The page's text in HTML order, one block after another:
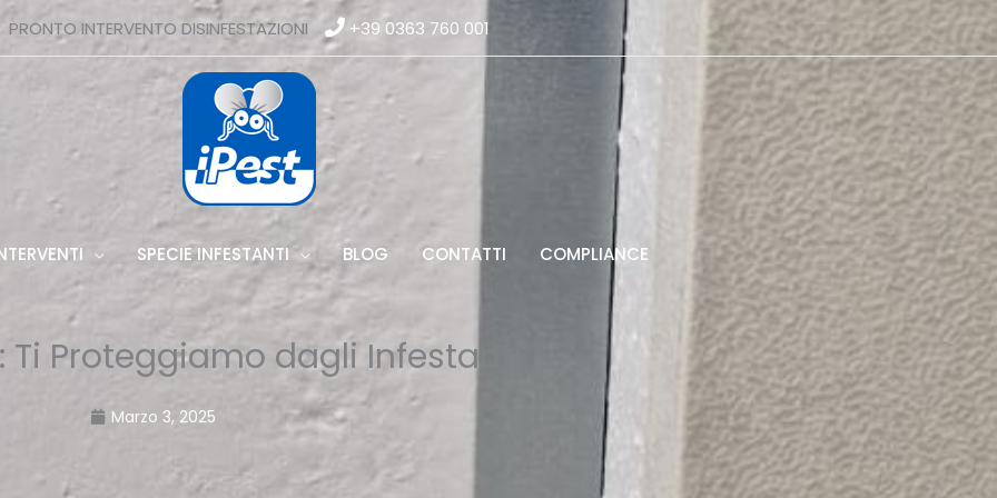
PRONTO INTERVENTO DISINFESTAZIONI +39 0363 760 001
SPECIE INFESTANTI BLOG CONTATTI COMPLIANCE
Ti Proteggiamo dagli Infestanti
Marzo 3, 2025